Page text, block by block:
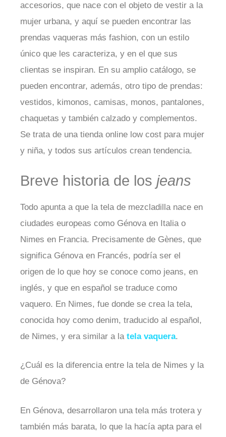
accesorios, que nace con el objeto de vestir a la
mujer urbana, y aquí se pueden encontrar las
prendas vaqueras más fashion, con un estilo
único que les caracteriza, y en el que sus
clientas se inspiran. En su amplio catálogo, se
pueden encontrar, además, otro tipo de prendas:
vestidos, kimonos, camisas, monos, pantalones,
chaquetas y también calzado y complementos.
Se trata de una tienda online low cost para mujer
y niña, y todos sus artículos crean tendencia.
Breve historia de los jeans
Todo apunta a que la tela de mezcladilla nace en
ciudades europeas como Génova en Italia o
Nimes en Francia. Precisamente de Gènes, que
significa Génova en Francés, podría ser el
origen de lo que hoy se conoce como jeans, en
inglés, y que en español se traduce como
vaquero. En Nimes, fue donde se crea la tela,
conocida hoy como denim, traducido al español,
de Nimes, y era similar a la tela vaquera.
¿Cuál es la diferencia entre la tela de Nimes y la
de Génova?
En Génova, desarrollaron una tela más trotera y
también más barata, lo que la hacía apta para el